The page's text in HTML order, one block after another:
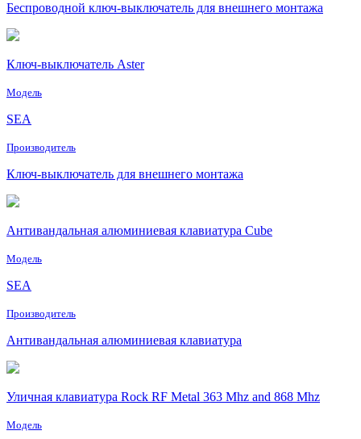
Беспроводной ключ-выключатель для внешнего монтажа
Ключ-выключатель Aster
Модель
SEA
Производитель
Ключ-выключатель для внешнего монтажа
Антивандальная алюминиевая клавиатура Cube
Модель
SEA
Производитель
Антивандальная алюминиевая клавиатура
Уличная клавиатура Rock RF Metal 363 Mhz and 868 Mhz
Модель